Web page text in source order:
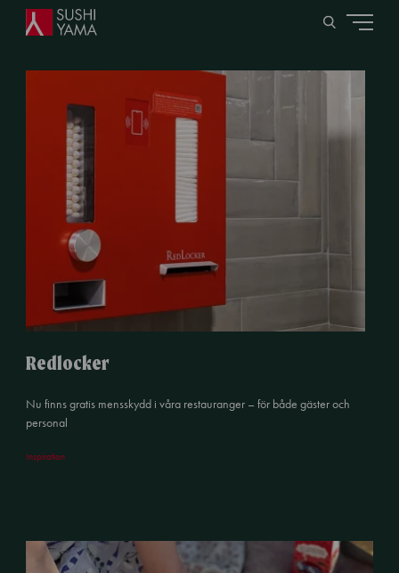
Redlocker
Nu finns gratis mensskydd i våra restauranger – för både gäster och
personal
Inspiration